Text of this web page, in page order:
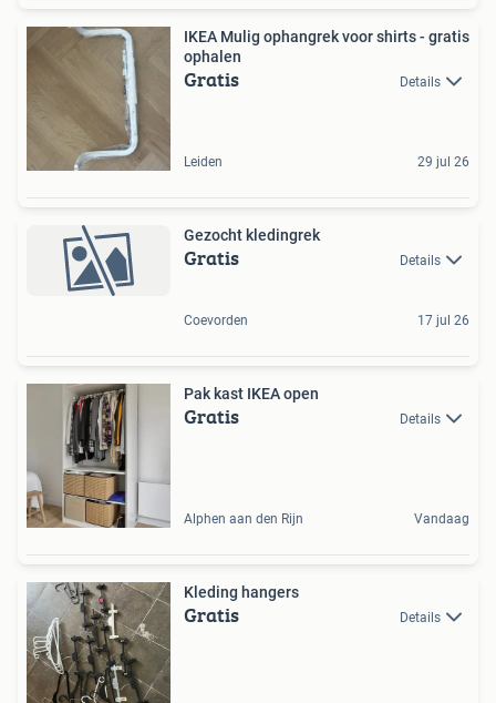
IKEA Mulig ophangrek voor shirts - gratis
ophalen
Gratis Details
Leiden 29 jul 26
Gezocht kledingrek
Gratis Details
Coevorden 17 jul 26
Pak kast IKEA open
Gratis Details
Alphen aan den Rijn Vandaag
Kleding hangers
Gratis Details